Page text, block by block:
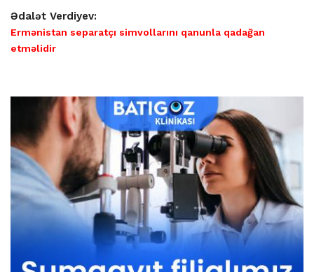
Ədalət Verdiyev:
Ermənistan separatçı simvollarını qanunla qadağan
etməlidir